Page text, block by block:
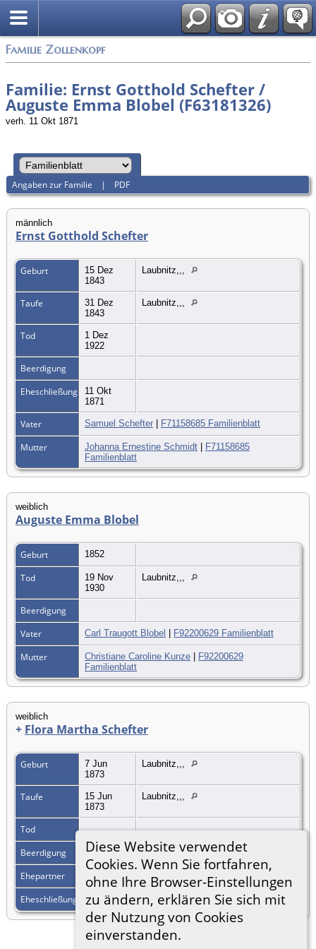
Familie Zollenkopf
Diese Website verwendet
Cookies. Wenn Sie fortfahren,
ohne Ihre Browser-Einstellungen
zu ändern, erklären Sie sich mit
der Nutzung von Cookies
einverstanden.
Familie: Ernst Gotthold Schefter /
Auguste Emma Blobel (F63181326)
verh. 11 Okt 1871
Angaben zur Familie | PDF
männlich
Ernst Gotthold Schefter
Geburt
15 Dez
1843
Laubnitz,,,
Taufe
31 Dez
1843
Laubnitz,,,
Tod
1 Dez
1922
Beerdigung
Eheschließung
11 Okt
1871
Vater Samuel Schefter | F71158685 Familienblatt
Mutter Johanna Ernestine Schmidt | F71158685
Familienblatt
weiblich
Auguste Emma Blobel
Geburt 1852
Tod
19 Nov
1930
Laubnitz,,,
Beerdigung
Vater
Carl Traugott Blobel | F92200629 Familienblatt
Mutter Christiane Caroline Kunze | F92200629
Familienblatt
weiblich
+ Flora Martha Schefter
Geburt
7 Jun
1873
Laubnitz,,,
Taufe
15 Jun
1873
Laubnitz,,,
Tod
Beerdigung
Ehepartner
Wilhelm Gustav Carl Kohrtz F72195944
Eheschließung 6 Jul 1896 Cottbus,,,Deutschland